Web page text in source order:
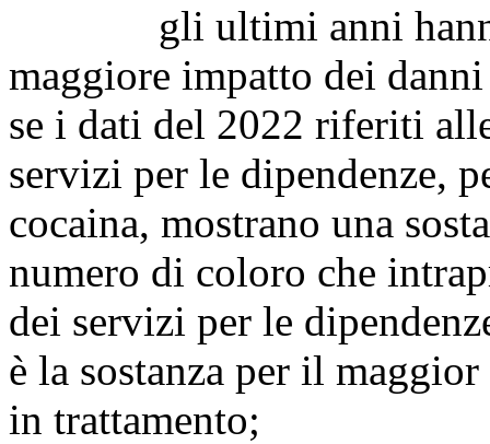
gli ultimi anni hanno
maggiore impatto dei
se i dati del 2022 riferiti
servizi per le dipendenze,
cocaina, mostrano una
numero di coloro che
dei servizi per le
è la sostanza per il
in trattamento;